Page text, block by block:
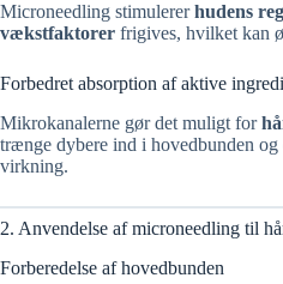
Microneedling stimulererhudens
vækstfaktorer frigives, hvilket kan
Forbedret absorption af aktive
Mikrokanalerne gør det muligt for
trænge dybere ind i hovedbunden og
virkning.
2. Anvendelse af microneedling til
Forberedelse af hovedbunden